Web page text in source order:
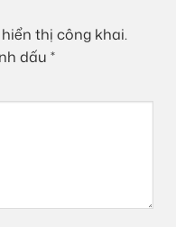
thị công khai.
dấu *